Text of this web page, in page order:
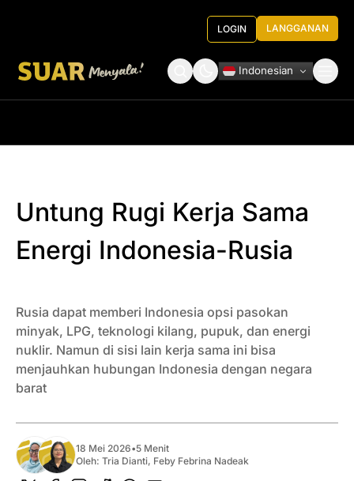
LOGIN LANGGANAN
Indonesian
Untung Rugi Kerja Sama
Energi Indonesia-Rusia
Rusia dapat memberi Indonesia opsi pasokan
minyak, LPG, teknologi kilang, pupuk, dan energi
nuklir. Namun di sisi lain kerja sama ini bisa
menjauhkan hubungan Indonesia dengan negara
barat
18 Mei 2026•5 Menit
Oleh: Tria Dianti, Feby Febrina Nadeak